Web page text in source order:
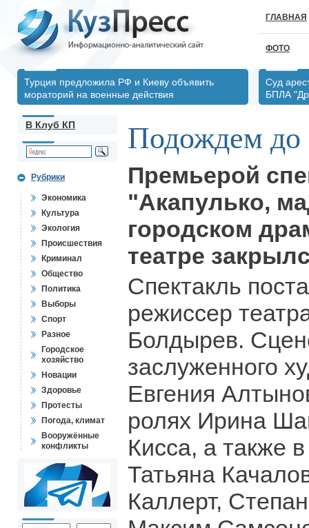
ГЛАВНАЯ
ФОТО
Турция предложила РФ и Киеву объявить
мораторий на военные действия
Суд
БПЛА
В Клуб КП
Рубрики
Экономика
Культура
Экология
Происшествия
Криминал
Общество
Политика
Выборы
Спорт
Разное
Городское
хозяйство
Новации
Здоровье
Протесты
Погода, климат
Вооружённые
конфликты
Подождем до
Премьерой
"Акапулько,
городском
театре
Спектакль
режиссер
Болдырев.
заслуженного
Евгения
ролях Ирина
Кисса, а также
Татьяна
Каллерт,